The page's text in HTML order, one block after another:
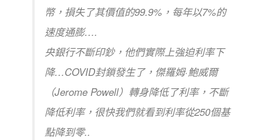
幣，損失了其價值的99.9%， 每年以7%的
速度通膨….
央銀行不斷印鈔，他們實際上強迫利率下
降…COVID封鎖發生了，傑羅姆·鮑威爾
（Jerome Powell）轉身降低了利率，不斷
降低利率，很快我們就看到利率從250個基
點降到零..